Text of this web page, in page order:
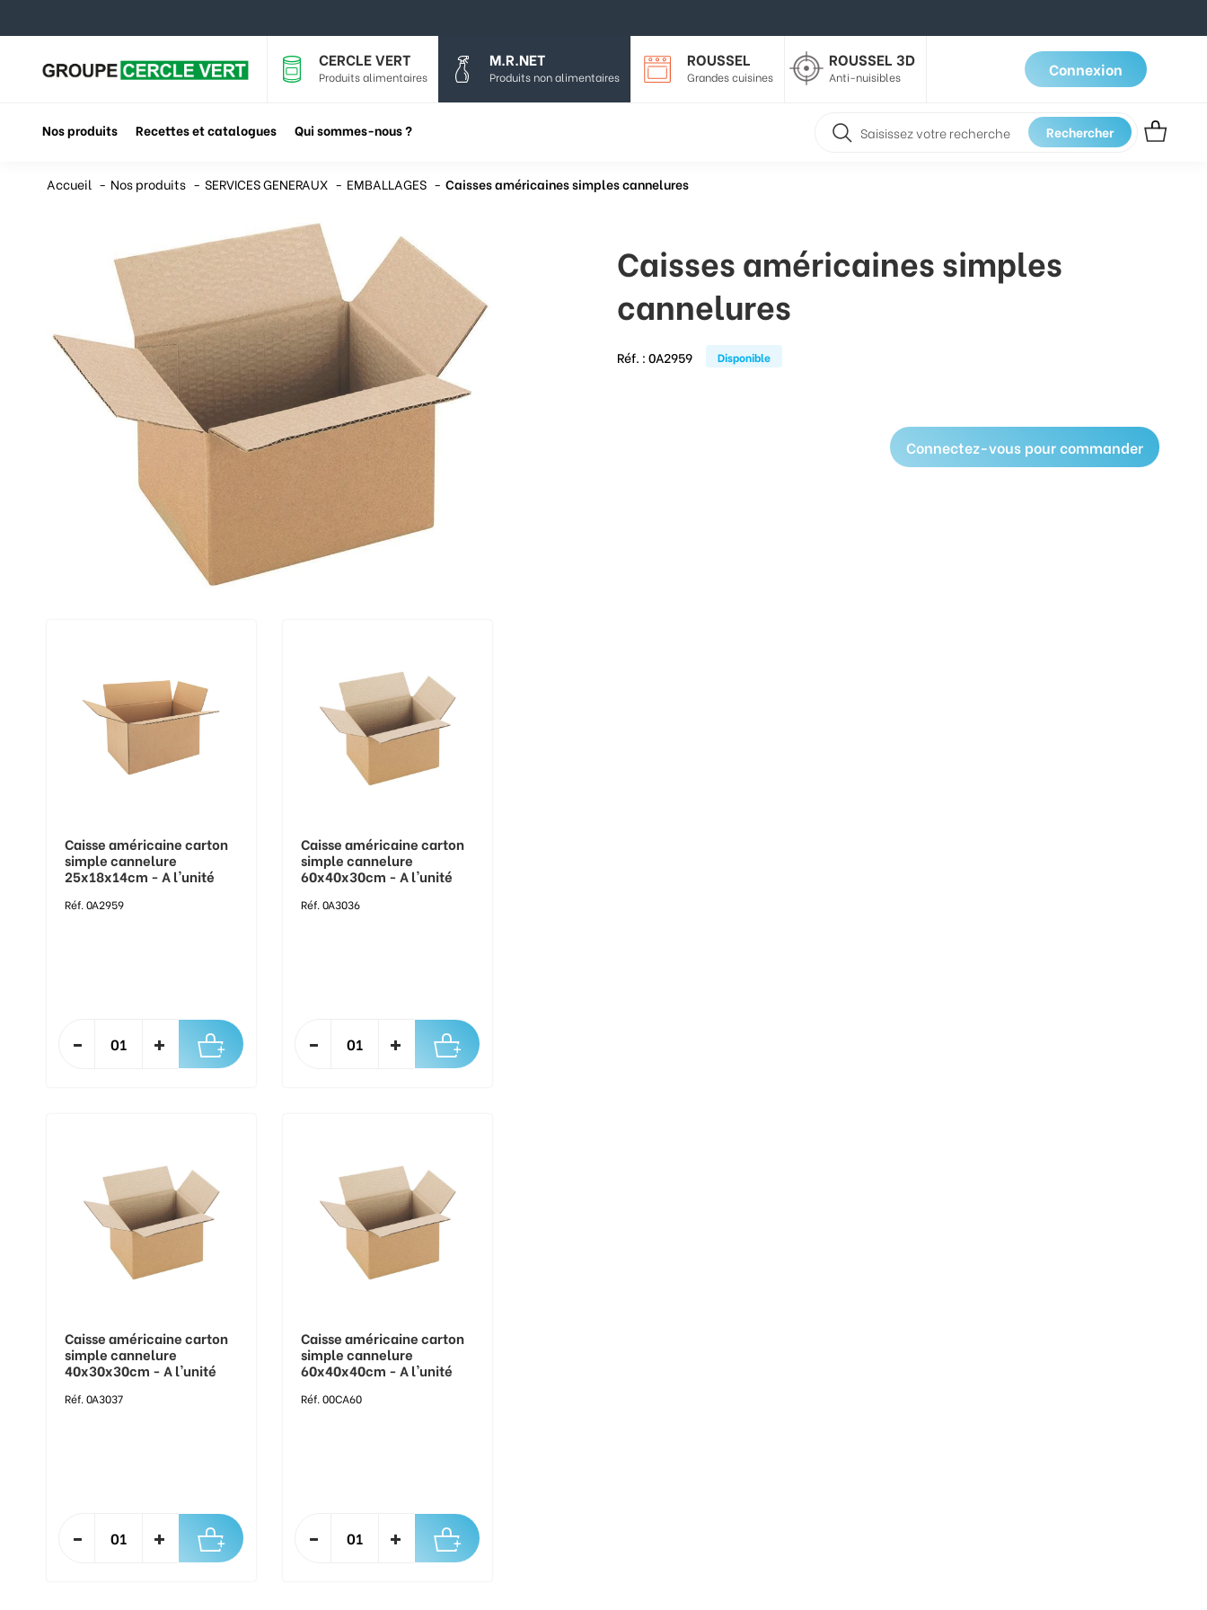
CERCLE VERT
Produits alimentaires
M.R.NET
Produits non alimentaires
ROUSSEL
Grandes cuisines
ROUSSEL 3D
Anti-nuisibles Connexion
Nos produits Recettes et catalogues Qui sommes-nous ? Rechercher
Accueil Nos produits SERVICES GENERAUX EMBALLAGES Caisses américaines simples cannelures
Caisse américaine carton
simple cannelure
25x18x14cm - A l'unité
Réf. 0A2959
Caisse américaine carton
simple cannelure
60x40x30cm - A l'unité
Réf. 0A3036
Caisse américaine carton
simple cannelure
40x30x30cm - A l'unité
Réf. 0A3037
Caisse américaine carton
simple cannelure
60x40x40cm - A l'unité
Réf. 00CA60
Caisses américaines simples
cannelures
Réf. :0A2959 Disponible
Connectez-vous pour commander